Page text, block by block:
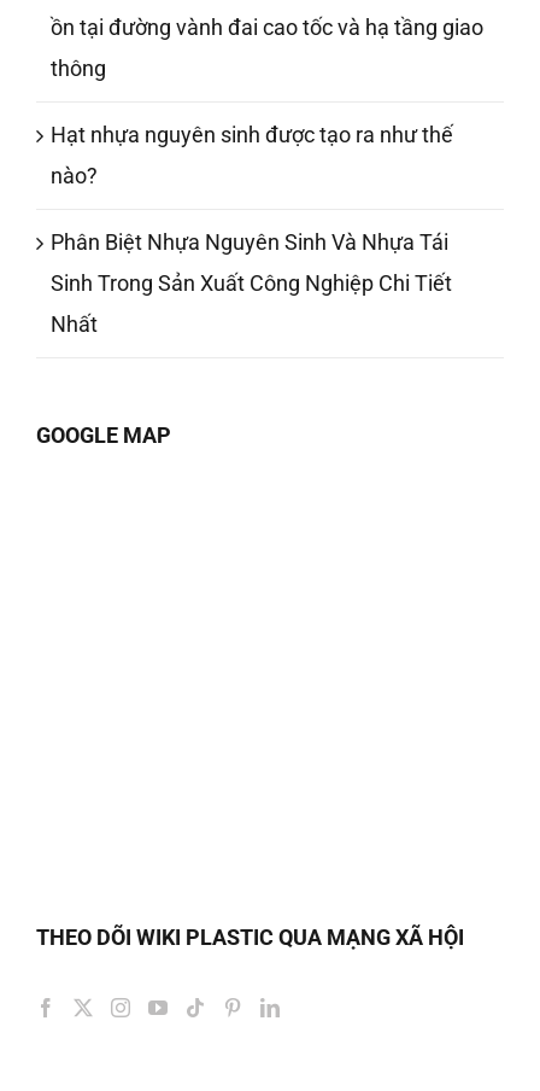
ồn tại đường vành đai cao tốc và hạ tầng giao
thông
Hạt nhựa nguyên sinh được tạo ra như thế
nào?
Phân Biệt Nhựa Nguyên Sinh Và Nhựa Tái
Sinh Trong Sản Xuất Công Nghiệp Chi Tiết
Nhất
GOOGLE MAP
THEO DÕI WIKI PLASTIC QUA MẠNG XÃ HỘI